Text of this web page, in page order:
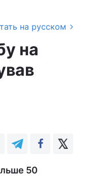
на русском
на
50